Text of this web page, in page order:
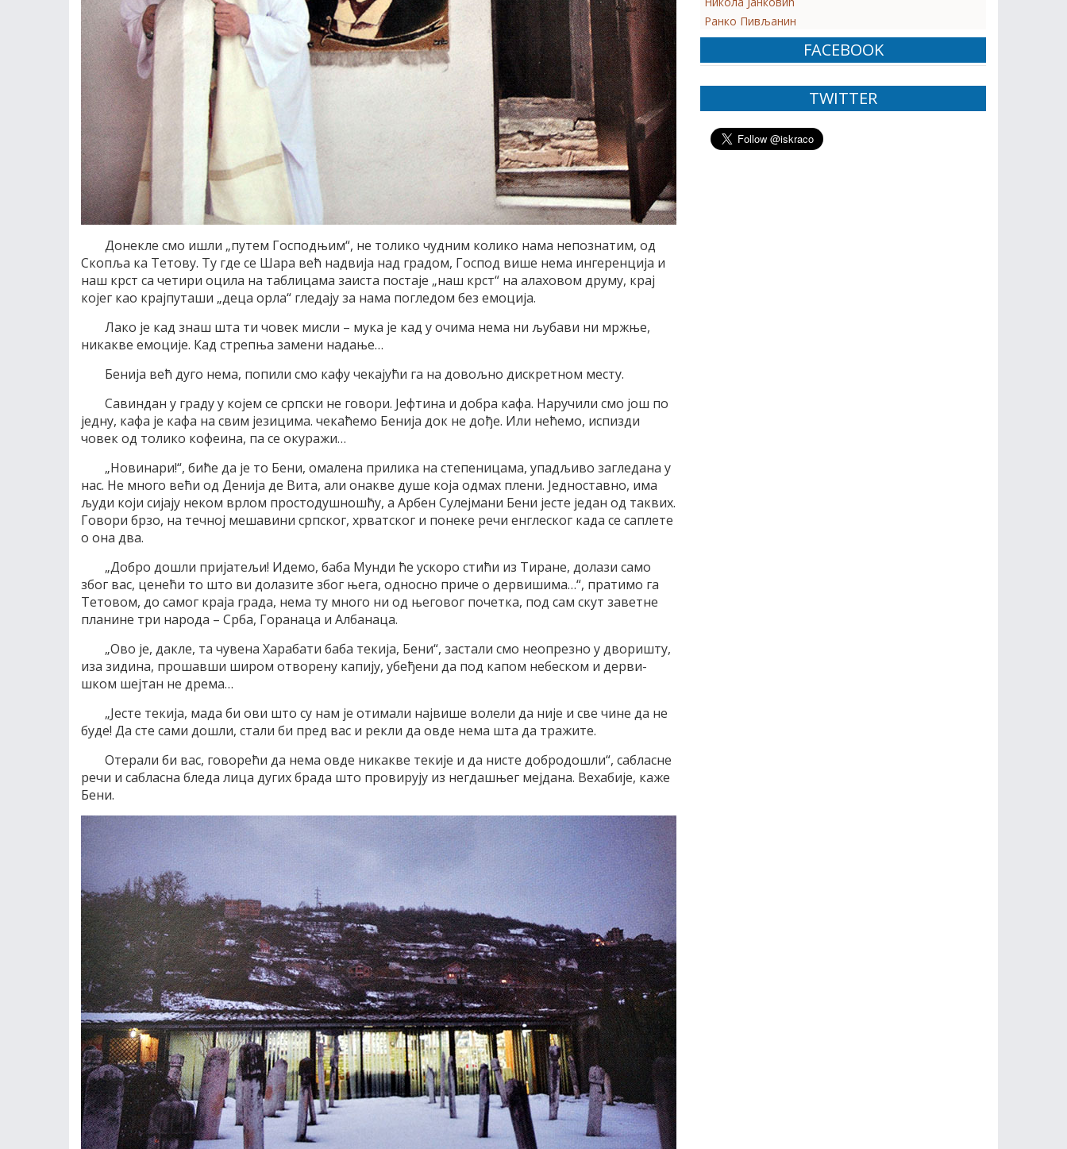
Донекле смо ишли „путем Господњим“, не толико чудним колико нама непознатим, од
Скопља ка Тетову. Ту где се Шара већ надвија над градом, Господ више нема ингеренција и
наш крст са четири оцила на таблицама заиста постаје „наш крст“ на алаховом друму, крај
којег као крајпуташи „деца орла“ гледају за нама погледом без емоција.
Лако је кад знаш шта ти човек мисли – мука је кад у очима нема ни љубави ни мржње,
никакве емоције. Кад стрепња замени надање…
Бенија већ дуго нема, попили смо кафу чекајући га на довољно дискретном месту.
Савиндан у граду у којем се српски не говори. Јефтина и добра кафа. Наручили смо још по
једну, кафа је кафа на свим језицима. чекаћемо Бенија док не дође. Или нећемо, испизди
човек од толико кофеина, па се окуражи…
„Новинари!“, биће да је то Бени, омалена прилика на степеницама, упадљиво загледана у
нас. Не много већи од Денија де Вита, али онакве душе која одмах плени. Једноставно, има
људи који сијају неком врлом простодушношћу, а Арбен Сулејмани Бени јесте један од таквих.
Говори брзо, на течној мешавини српског, хрватског и понеке речи енглеског када се саплете
о она два.
„Добро дошли пријатељи! Идемо, баба Мунди ће ускоро стићи из Тиране, долази само
због вас, ценећи то што ви долазите због њега, односно приче о дервишима…“, пратимо га
Тетовом, до самог краја града, нема ту много ни од његовог почетка, под сам скут заветне
планине три народа – Срба, Горанаца и Албанаца.
„Ово је, дакле, та чувена Харабати баба текија, Бени“, застали смо неопрезно у дворишту,
иза зидина, прошавши широм отворену капију, убеђени да под капом небеском и дерви-
шком шејтан не дрема…
„Јесте текија, мада би ови што су нам је отимали највише волели да није и све чине да не
буде! Да сте сами дошли, стали би пред вас и рекли да овде нема шта да тражите.
Отерали би вас, говорећи да нема овде никакве текије и да нисте добродошли“, сабласне
речи и сабласна бледа лица дугих брада што провирују из негдашњег мејдана. Вехабије, каже
Бени.
Ранко Пивљанин
FACEBOOK
TWITTER